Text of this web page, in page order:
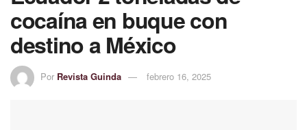
cocaína en buque con
destino a México
Por Revista Guinda febrero 16, 2025